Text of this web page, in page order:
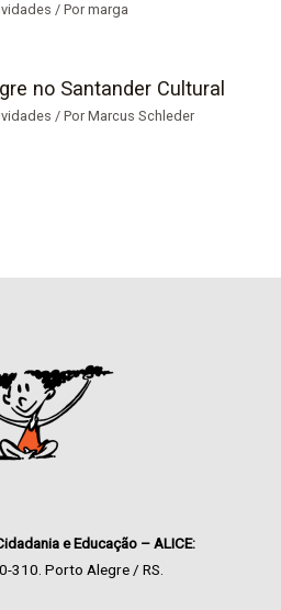
/ Pormarga
no Santander Cultural
/ PorMarcus Schleder
e Educação – ALICE:
310. Porto Alegre / RS.